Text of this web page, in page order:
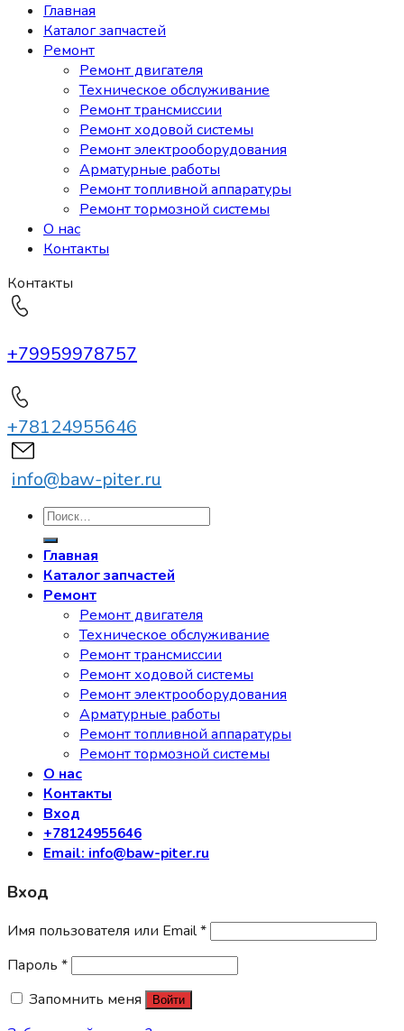
Главная
Каталог запчастей
Ремонт
Ремонт двигателя
Техническое обслуживание
Ремонт трансмиссии
Ремонт ходовой системы
Ремонт электрооборудования
Арматурные работы
Ремонт топливной аппаратуры
Ремонт тормозной системы
О нас
Контакты
Контакты
+79959978757
+78124955646
info@baw-piter.ru
Искать:
Главная
Каталог запчастей
Ремонт
Ремонт двигателя
Техническое обслуживание
Ремонт трансмиссии
Ремонт ходовой системы
Ремонт электрооборудования
Арматурные работы
Ремонт топливной аппаратуры
Ремонт тормозной системы
О нас
Контакты
Вход
+78124955646
Email: info@baw-piter.ru
Вход
Имя пользователя или Email*
Пароль *
Запомнить меня
Войти